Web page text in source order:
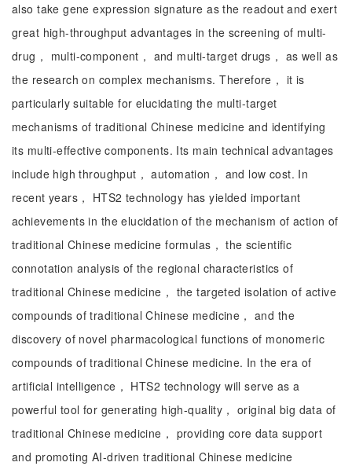
also take gene expression signature as the readout and exert
great high-throughput advantages in the screening of multi-
drug， multi-component， and multi-target drugs， as well as
the research on complex mechanisms. Therefore， it is
particularly suitable for elucidating the multi-target
mechanisms of traditional Chinese medicine and identifying
its multi-effective components. Its main technical advantages
include high throughput， automation， and low cost. In
recent years， HTS2 technology has yielded important
achievements in the elucidation of the mechanism of action of
traditional Chinese medicine formulas， the scientific
connotation analysis of the regional characteristics of
traditional Chinese medicine， the targeted isolation of active
compounds of traditional Chinese medicine， and the
discovery of novel pharmacological functions of monomeric
compounds of traditional Chinese medicine. In the era of
artificial intelligence， HTS2 technology will serve as a
powerful tool for generating high-quality， original big data of
traditional Chinese medicine， providing core data support
and promoting AI-driven traditional Chinese medicine